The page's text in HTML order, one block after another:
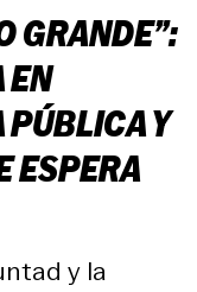
GRANDE”:
EN
Y
ESPERA
y la